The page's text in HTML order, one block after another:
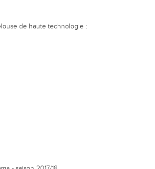
de haute technologie :